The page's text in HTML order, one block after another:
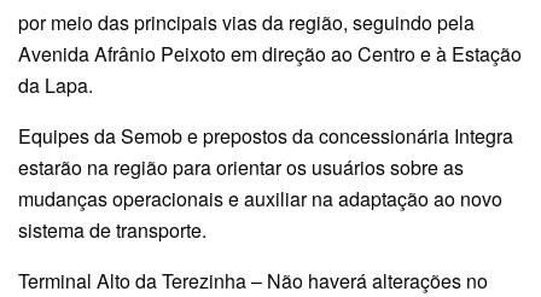
por meio das principais vias da região, seguindo pela
Avenida Afrânio Peixoto em direção ao Centro e à Estação
da Lapa.
Equipes da Semob e prepostos da concessionária Integra
estarão na região para orientar os usuários sobre as
mudanças operacionais e auxiliar na adaptação ao novo
sistema de transporte.
Terminal Alto da Terezinha – Não haverá alterações no